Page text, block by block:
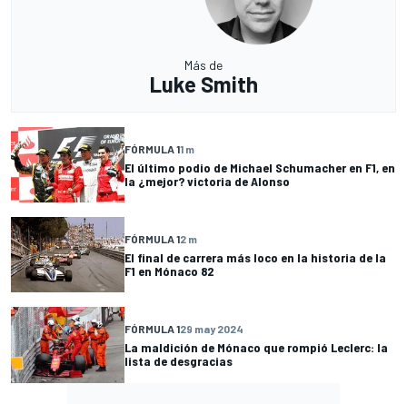
Más de
Luke Smith
FÓRMULA 11 m
El último podio de Michael Schumacher en F1, en
la ¿mejor? victoria de Alonso
FÓRMULA 12 m
El final de carrera más loco en la historia de la
F1 en Mónaco 82
FÓRMULA 129 may 2024
La maldición de Mónaco que rompió Leclerc: la
lista de desgracias